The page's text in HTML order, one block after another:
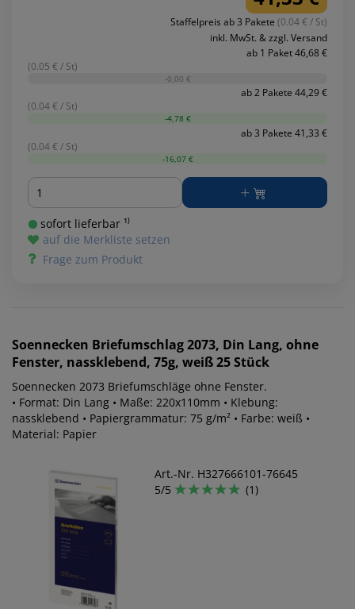
Staffelpreis ab 3 Pakete (0.04 € / St)
inkl. MwSt. & zzgl. Versand
ab 1 Paket 46,68 €
(0.05 € / St)
-0,00 €
ab 2 Pakete 44,29 €
(0.04 € / St)
-4,78 €
ab 3 Pakete 41,33 €
(0.04 € / St)
-16,07 €
Menge
sofort lieferbar ¹⁾
auf die Merkliste setzen
Frage zum Produkt
Soennecken Briefumschlag 2073, Din Lang, ohne
Fenster, nassklebend, 75g, weiß 25 Stück
Soennecken 2073 Briefumschläge ohne Fenster.
• Format: Din Lang • Maße: 220x110mm • Klebung:
nassklebend • Papiergrammatur: 75 g/m² • Farbe: weiß •
Material: Papier
Art.-Nr. H327666101-76645
5/5
(1)